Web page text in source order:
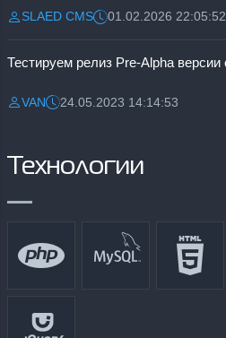
Разместил:
SLAED CMSДата:01.02.2026 22:05:52
Разместил:
VANДата:24.05.2023 14:14:53
Технологии